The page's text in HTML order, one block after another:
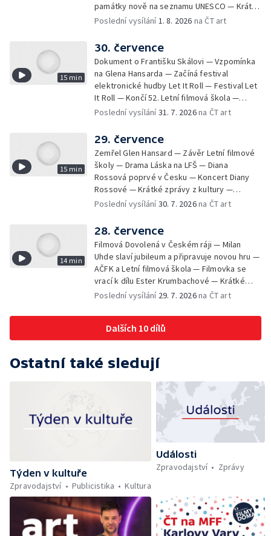
památky nově na seznamu UNESCO — Krátké
zprávy z kultury — Začíná Jiráskův Hronov —
Poslední vysílání1. 8. 2026 na ČT art
15 min
30. července
Dokument o Františku Skálovi — Vzpomínka
na Glena Hansarda — Začíná festival
elektronické hudby Let It Roll — Festival Let
It Roll — Končí 52. Letní filmová škola —
Krátké zprávy z kultury — Rekonstrukce
Poslední vysílání31. 7. 2026na ČT art
15 min
29. července
Zemřel Glen Hansard — Závěr Letní filmové
školy — Drama Láska na LFŠ — Diana
Rossová poprvé v Česku — Koncert Diany
Rossové — Krátké zprávy z kultury —
Výstavy o proměnách Prahy — Zahajení
Poslední vysílání30. 7. 2026na ČT art
14 min
28. července
Filmová Dovolená v Českém ráji — Milan
Uhde slaví jubileum a připravuje novou hru —
AČFK a Letní filmová škola — Filmovka se
vrací k dílu Ester Krumbachové — Krátké
zprávy z kultury — Antonín Střížek namaloval
Poslední vysílání 29. 7. 2026na ČT art
Dalších 10 dílů
Ostatní také sledují
Týden v kultuře
Zpravodajství
Publicistika Kultura
Události
Zpravodajství
Zprávy